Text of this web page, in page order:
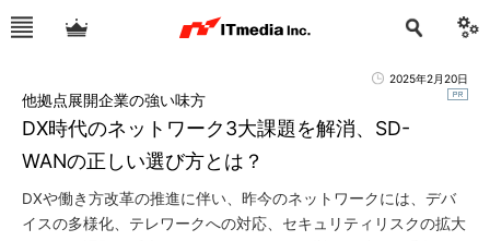
2025年2月20日
DX時代のネットワーク3大課題を解消、SD-
WANの正しい選び方とは？
他拠点展開企業の強い味方
DXや働き方改革の推進に伴い、昨今のネットワークには、デバ
イスの多様化、テレワークへの対応、セキュリティリスクの拡大